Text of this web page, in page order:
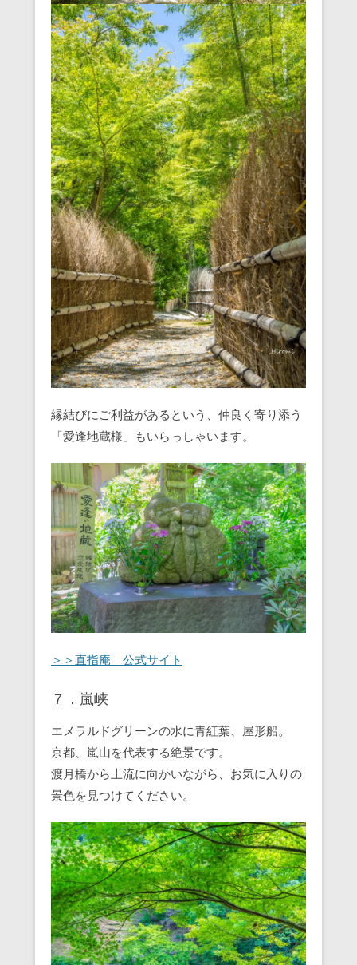
縁結びにご利益があるという、仲良く寄り添う
「愛逢地蔵様」もいらっしゃいます。
＞＞直指庵 公式サイト
７．嵐峡
エメラルドグリーンの水に青紅葉、屋形船。
京都、嵐山を代表する絶景です。
渡月橋から上流に向かいながら、お気に入りの
景色を見つけてください。